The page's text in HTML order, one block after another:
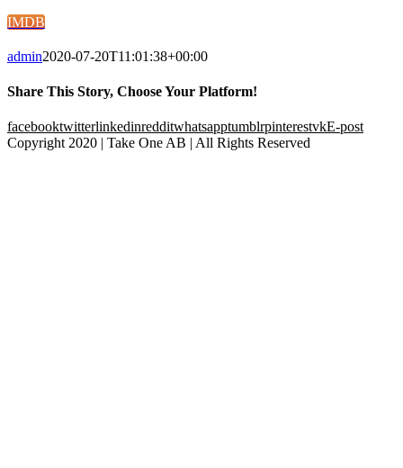
IMDB
admin2020-07-20T11:01:38+00:00
Share This Story, Choose Your Platform!
facebooktwitterlinkedinredditwhatsapptumblrpinterestvkE-post
Copyright 2020 | Take One AB | All Rights Reserved